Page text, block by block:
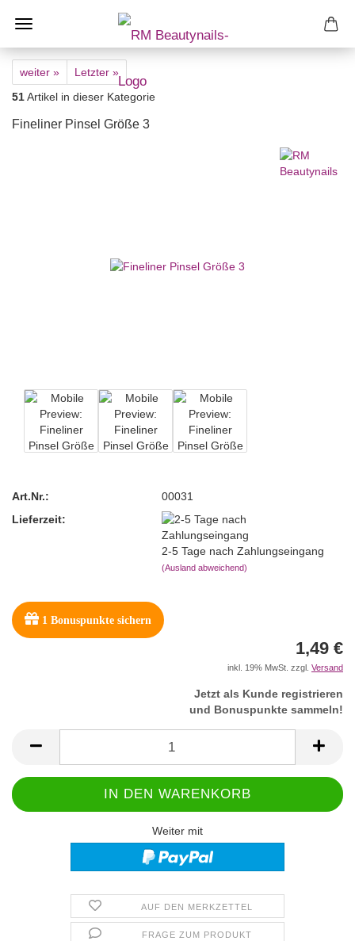
weiter »
Letzter »
51Artikel in dieser Kategorie
Fineliner Pinsel Größe 3
Art.Nr.:
00031
Lieferzeit:
2-5 Tage nach Zahlungseingang
(Ausland abweichend)
1 Bonuspunkte sichern
1,49 €
inkl. 19% MwSt. zzgl. Versand
Jetzt als Kunde registrieren
und Bonuspunkte sammeln!
Weiter mit
AUF DEN MERKZETTEL
FRAGE ZUM PRODUKT